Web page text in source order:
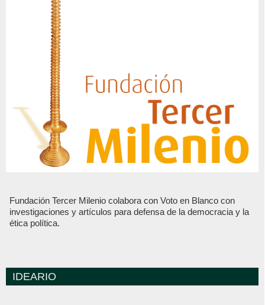
Fundación Tercer Milenio colabora con Voto en Blanco con
investigaciones y artículos para defensa de la democracia y la
ética política.
IDEARIO